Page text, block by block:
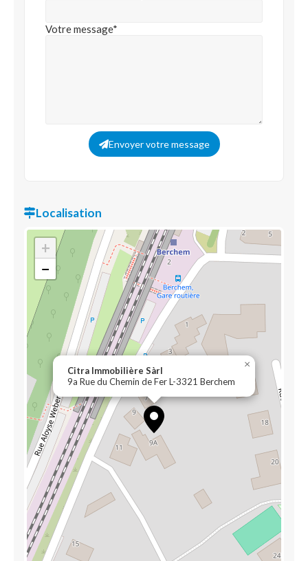
Votre message*
Envoyer votre message
Localisation
Citra Immobilière Sàrl
9a Rue du Chemin de Fer L-3321 Berchem
×
+
−